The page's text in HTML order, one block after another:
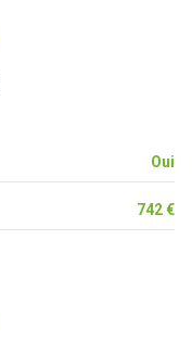
1.60 m²
Oui
742 €